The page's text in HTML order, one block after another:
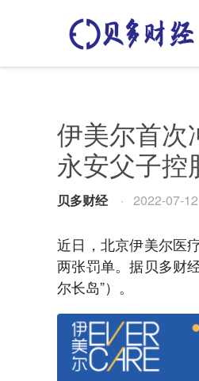
伊美尔首次
永安父子控
贝多财经· 2022-07-12
近日，北京伊美尔医
两张罚单。据贝多财
尔长岛”）。